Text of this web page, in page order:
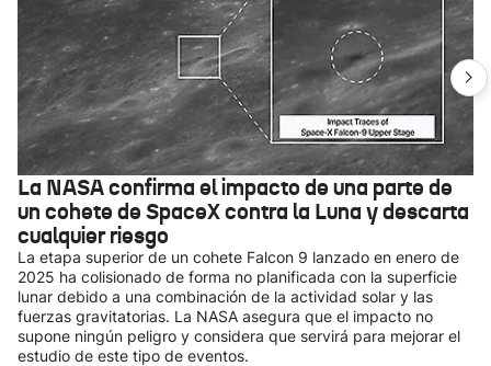
La NASA confirma el impacto de una parte de
un cohete de SpaceX contra la Luna y descarta
cualquier riesgo
La etapa superior de un cohete Falcon 9 lanzado en enero de
2025 ha colisionado de forma no planificada con la superficie
lunar debido a una combinación de la actividad solar y las
fuerzas gravitatorias. La NASA asegura que el impacto no
supone ningún peligro y considera que servirá para mejorar el
estudio de este tipo de eventos.